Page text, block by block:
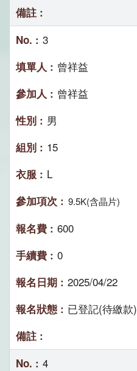
3
曾祥益
曾祥益
男
15
L
9.5K(含晶片)
600
0
2025/04/22
已登記(待繳款)
4